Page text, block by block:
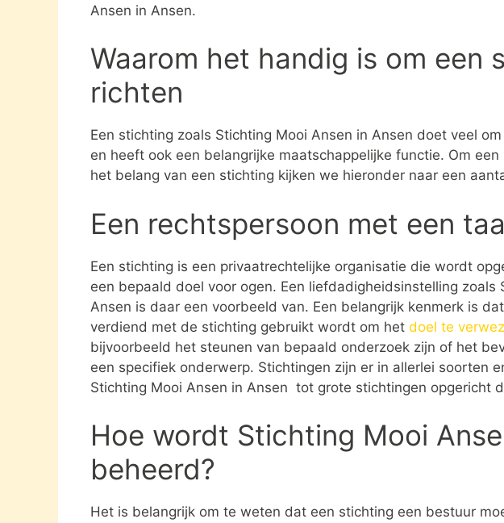
Ansen in Ansen.
Waarom het handig is om een
richten
Een stichting zoals Stichting Mooi Ansen in Ansen doet veel
en heeft ook een belangrijke maatschappelijke functie. Om
het belang van een stichting kijken we hieronder naar een
Een rechtspersoon met een
Een stichting is een privaatrechtelijke organisatie die wordt
een bepaald doel voor ogen. Een liefdadigheidsinstelling zoals
Ansen is daar een voorbeeld van. Een belangrijk kenmerk is
verdiend met de stichting gebruikt wordt om het doel te
bijvoorbeeld het steunen van bepaald onderzoek zijn of het
een specifiek onderwerp. Stichtingen zijn er in allerlei soorten
Stichting Mooi Ansen in Ansen tot grote stichtingen opgericht
Hoe wordt Stichting Mooi
beheerd?
Het is belangrijk om te weten dat een stichting een bestuur